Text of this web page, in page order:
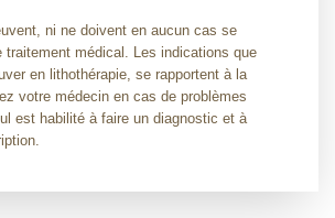
ni ne doivent en aucun cas se
traitement médical. Les indications que
en lithothérapie, se rapportent à la
votre médecin en cas de problèmes
est habilité à faire un diagnostic et à